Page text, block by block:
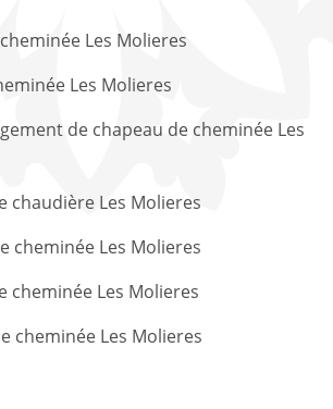
Les Molieres
Les Molieres
chaudière Les Molieres
cheminée Les Molieres
cheminée Les Molieres
cheminée Les Molieres